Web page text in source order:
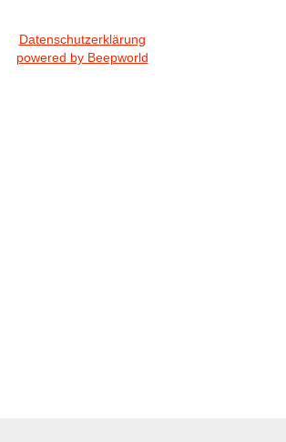
Datenschutzerklärung
powered by Beepworld